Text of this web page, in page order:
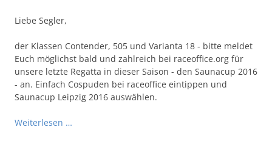
Liebe Segler,
der Klassen Contender, 505 und Varianta 18 - bitte meldet
Euch möglichst bald und zahlreich bei raceoffice.org für
unsere letzte Regatta in dieser Saison - den Saunacup 2016
- an. Einfach Cospuden bei raceoffice eintippen und
Saunacup Leipzig 2016 auswählen.
Weiterlesen …